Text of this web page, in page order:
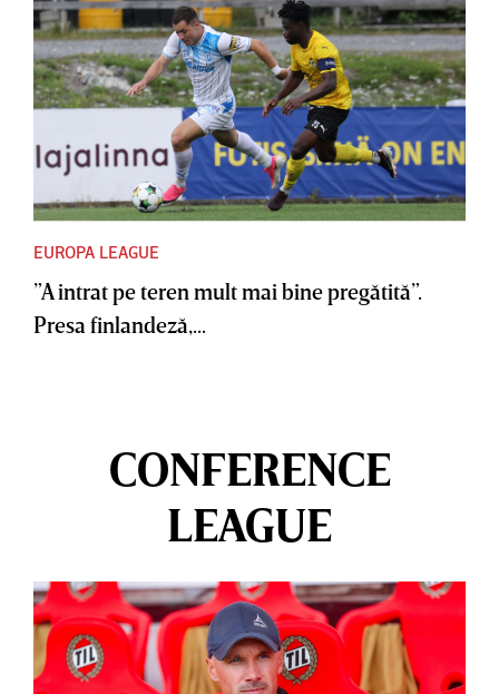
EUROPA LEAGUE
”A intrat pe teren mult mai bine pregătită”.
Presa finlandeză,...
CONFERENCE
LEAGUE